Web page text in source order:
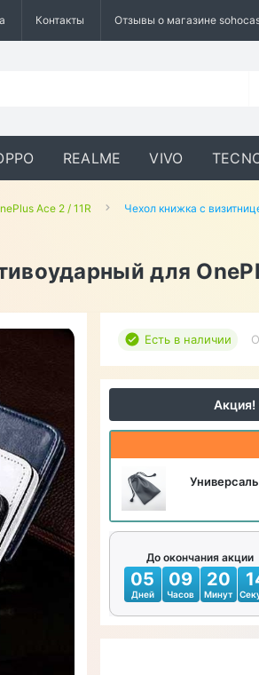
Контакты Отзывы о магазине
REALME VIVO
Ace 2 / 11R Чехол книжка с
для
Есть в наличии
До окончания акции
05
Дней
09
Часов
20
Минут